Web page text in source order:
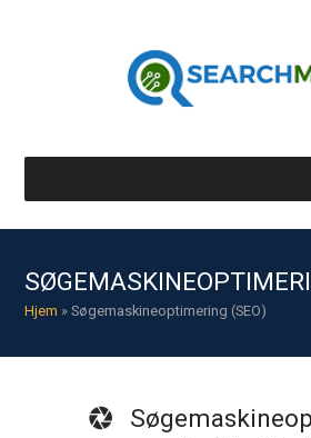
Hjem »Søgemaskineoptimering (SEO)